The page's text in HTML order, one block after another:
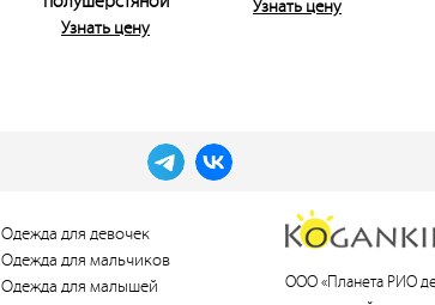
Узнать цену
Узнать цену
Одежда для девочек
Одежда для мальчиков
Одежда для малышей
ООО «Планета РИО